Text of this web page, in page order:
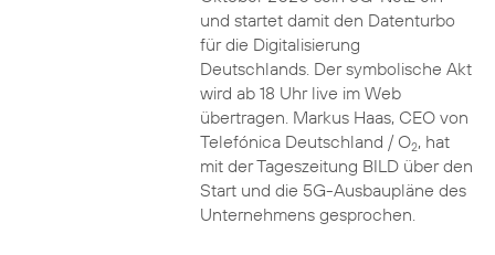
und startet damit den Datenturbo
für die Digitalisierung
Deutschlands. Der symbolische Akt
wird ab 18 Uhr live im Web
übertragen. Markus Haas, CEO von
Telefónica Deutschland / O2, hat
mit der Tageszeitung BILD über den
Start und die 5G-Ausbaupläne des
Unternehmens gesprochen.